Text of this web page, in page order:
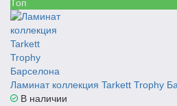
Топ
Ламинат коллекция Tarkett Trophy
В наличии